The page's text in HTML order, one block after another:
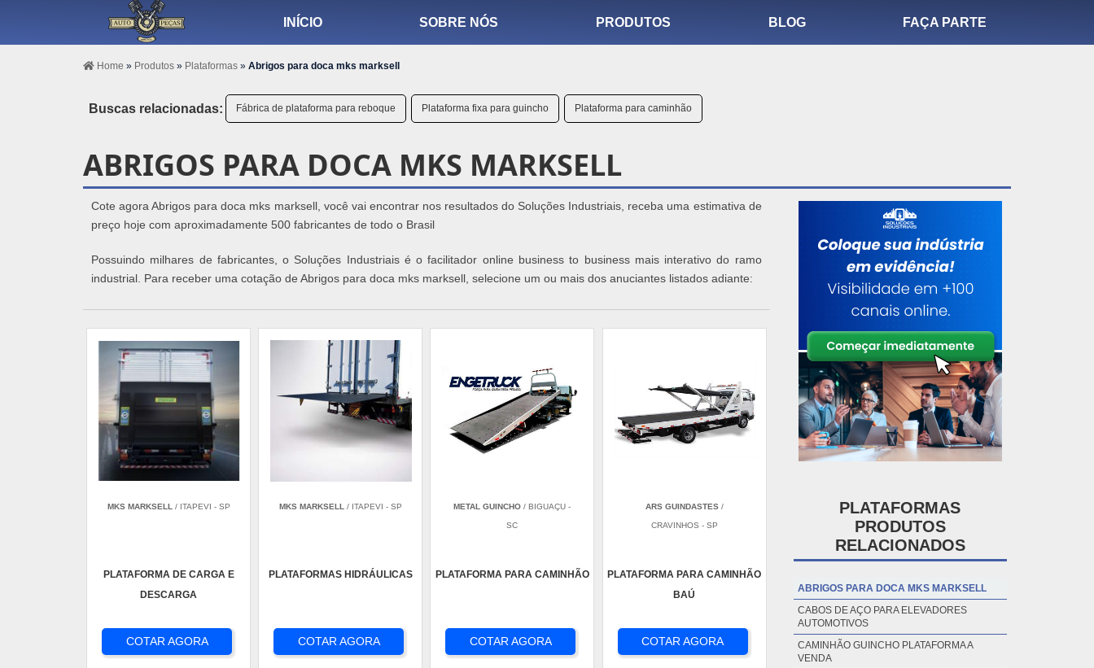
INÍCIO SOBRE NÓS PRODUTOS BLOG FAÇA PARTE
Home » Produtos » Plataformas » Abrigos para doca mks marksell
Buscas relacionadas: Fábrica de plataforma para reboque Plataforma fixa para guincho Plataforma para caminhão
ABRIGOS PARA DOCA MKS MARKSELL
Cote agora Abrigos para doca mks marksell, você vai encontrar nos resultados do Soluções Industriais, receba uma estimativa de
preço hoje com aproximadamente 500 fabricantes de todo o Brasil
Possuindo milhares de fabricantes, o Soluções Industriais é o facilitador online business to business mais interativo do ramo
industrial. Para receber uma cotação de Abrigos para doca mks marksell, selecione um ou mais dos anuciantes listados adiante:
MKS MARKSELL / ITAPEVI - SP
PLATAFORMA DE CARGA E
DESCARGA
COTAR AGORA
MKS MARKSELL / ITAPEVI - SP
PLATAFORMAS HIDRÁULICAS
COTAR AGORA
METAL GUINCHO / BIGUAÇU -
SC
PLATAFORMA PARA CAMINHÃO
COTAR AGORA
ARS GUINDASTES/
CRAVINHOS - SP
PLATAFORMA PARA CAMINHÃO
BAÚ
COTAR AGORA
PLATAFORMAS
PRODUTOS
RELACIONADOS
ABRIGOS PARA DOCA MKS MARKSELL
CABOS DE AÇO PARA ELEVADORES
AUTOMOTIVOS
CAMINHÃO GUINCHO PLATAFORMA A
VENDA